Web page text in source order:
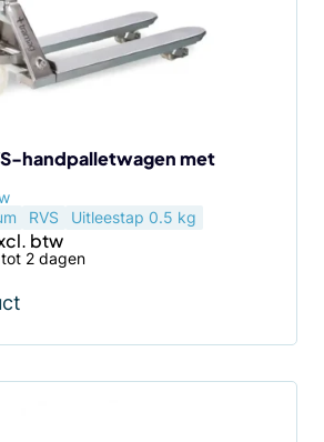
handpalletwagen met
RVS Uitleestap 0.5 kg
2 dagen